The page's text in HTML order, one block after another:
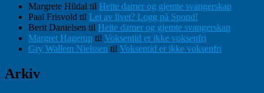
Margrete Hildal til Heite damer og gjemte svangerskap
Paal Frisvold til Lei av livet? Logg på Spond!
Berit Danielsen til Heite damer og gjemte svangerskap
Margret Hagerup til Voksentid er ikke voksenfri
Gry Wallem Nielssen til Voksentid er ikke voksenfri
Arkiv